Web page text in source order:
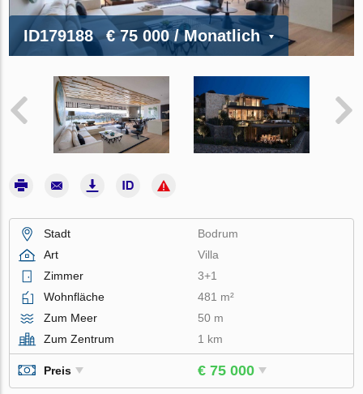
ID179188 € 75 000/ Monatlich
Stadt
Bodrum
Art
Villa
Zimmer
3+1
Wohnfläche
481 m²
Zum Meer
50 m
Zum Zentrum
1 km
Preis € 75 000